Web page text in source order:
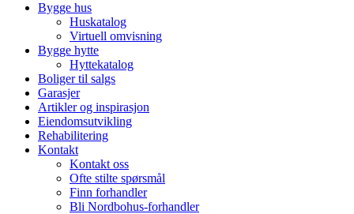
Bygge hus
Huskatalog
Virtuell omvisning
Bygge hytte
Hyttekatalog
Boliger til salgs
Garasjer
Artikler og inspirasjon
Eiendomsutvikling
Rehabilitering
Kontakt
Kontakt oss
Ofte stilte spørsmål
Finn forhandler
Bli Nordbohus-forhandler